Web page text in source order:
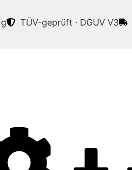
TÜV-geprüft · DGUV V3